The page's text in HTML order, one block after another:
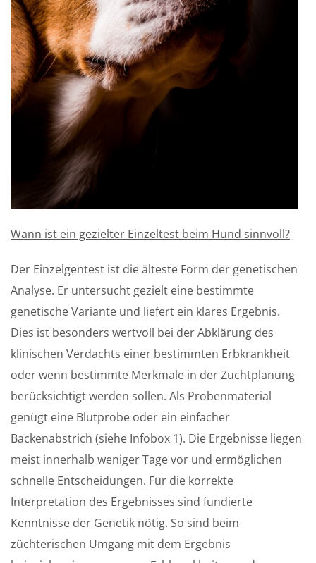
Wann ist ein gezielter Einzeltest beim Hund sinnvoll?
Der Einzelgentest ist die älteste Form der genetischen
Analyse. Er untersucht gezielt eine bestimmte
genetische Variante und liefert ein klares Ergebnis.
Dies ist besonders wertvoll bei der Abklärung des
klinischen Verdachts einer bestimmten Erbkrankheit
oder wenn bestimmte Merkmale in der Zuchtplanung
berücksichtigt werden sollen. Als Probenmaterial
genügt eine Blutprobe oder ein einfacher
Backenabstrich (siehe Infobox 1). Die Ergebnisse liegen
meist innerhalb weniger Tage vor und ermöglichen
schnelle Entscheidungen. Für die korrekte
Interpretation des Ergebnisses sind fundierte
Kenntnisse der Genetik nötig. So sind beim
züchterischen Umgang mit dem Ergebnis